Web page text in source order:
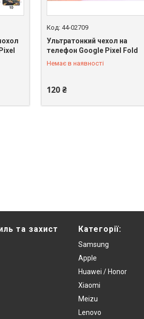
44-02709
Ультратонкий чехол на
телефон Google Pixel Fold
Немає в наявності
120 ₴
та захист
Категорії:
Samsung
Apple
Huawei / Honor
Xiaomi
Meizu
Lenovo